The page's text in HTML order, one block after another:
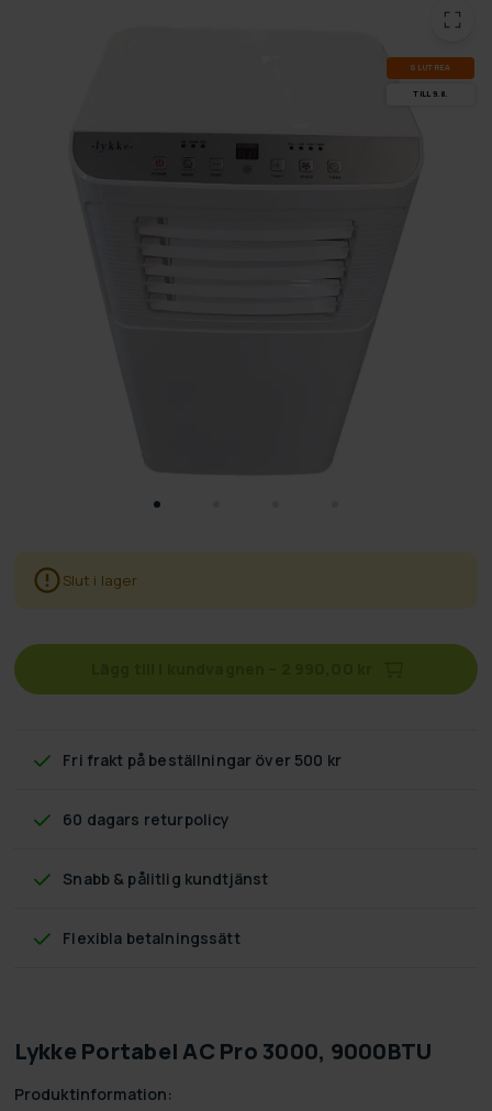
SLUT­REA
TILL 9.8.
Slut i lager
Fri frakt på beställningar över 500 kr
60 dagars returpolicy
Snabb & pålitlig kundtjänst
Flexibla betalningssätt
Lykke Portabel AC Pro 3000, 9000BTU
Produktinformation: